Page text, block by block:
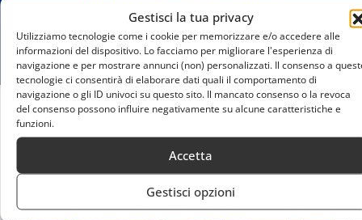
Gestisci la tua privacy
Utilizziamo tecnologie come i cookie per memorizzare e/o accedere alle
informazioni del dispositivo. Lo facciamo per migliorare l'esperienza di
navigazione e per mostrare annunci (non) personalizzati. Il consenso a
tecnologie ci consentirà di elaborare dati quali il comportamento di
navigazione o gli ID univoci su questo sito. Il mancato consenso o la revoca
del consenso possono influire negativamente su alcune caratteristiche e
funzioni.
Accetta
Gestisci opzioni
Home